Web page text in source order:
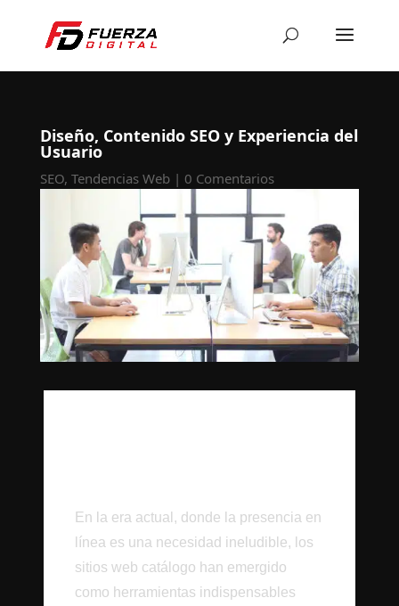
Diseño, Contenido SEO y Experiencia del
Usuario
SEO, Tendencias Web| 0 Comentarios
En la era actual, donde la presencia en
línea es una necesidad ineludible, los
sitios web catálogo han emergido
como herramientas indispensables